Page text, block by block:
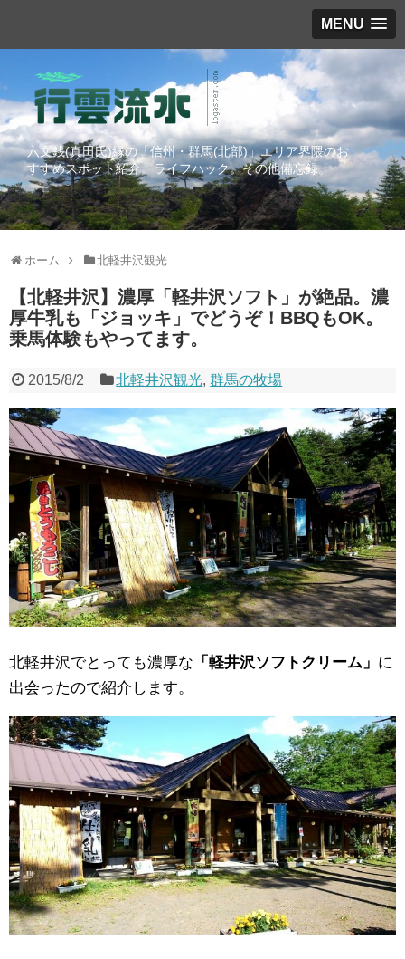
MENU
六文銭(真田氏)縁の「信州・群馬(北部)」エリア界隈のお
すすめスポット紹介。ライフハック。その他備忘録。
ホーム 北軽井沢観光
【北軽井沢】濃厚「軽井沢ソフト」が絶品。濃
厚牛乳も「ジョッキ」でどうぞ！BBQもOK。
乗馬体験もやってます。
2015/8/2 北軽井沢観光,群馬の牧場
北軽井沢でとっても濃厚な 「軽井沢ソフトクリーム」 に
出会ったので紹介します。